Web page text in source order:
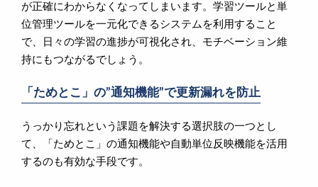
が正確にわからなくなってしまいます。学習ツールと単
位管理ツールを一元化できるシステムを利用すること
で、日々の学習の進捗が可視化され、モチベーション維
持にもつながるでしょう。
「ためとこ」の”通知機能”で更新漏れを防止
うっかり忘れという課題を解決する選択肢の一つとし
て、「ためとこ」の通知機能や自動単位反映機能を活用
するのも有効な手段です。